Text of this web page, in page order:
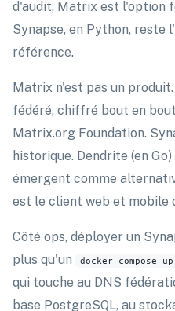
d'audit, Matrix est l'option
Synapse, en Python, reste
référence.
Matrix n'est pas un
fédéré, chiffré bout en
Matrix.org Foundation.
historique. Dendrite (en
émergent comme
est le client web et mobile
Côté ops, déployer un
plus qu'un
docker compose up
qui touche au DNS
base PostgreSQL, au